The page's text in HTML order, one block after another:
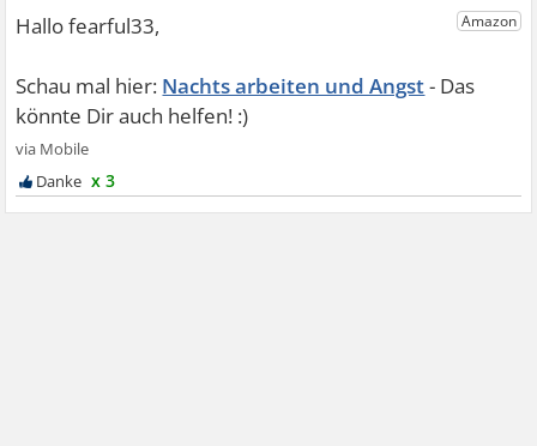
Nachts arbeiten und Angst
x 3